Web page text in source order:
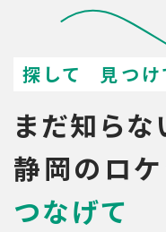
探して 見つけ
まだ知らな
静岡のロ
つなげて